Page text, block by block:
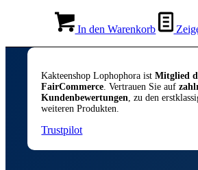
In den Warenkorb
Kakteenshop Lophophora istMitglied
FairCommerce . Vertrauen Sie auf
Kundenbewertungen , zu den
weiteren Produkten.
Trustpilot